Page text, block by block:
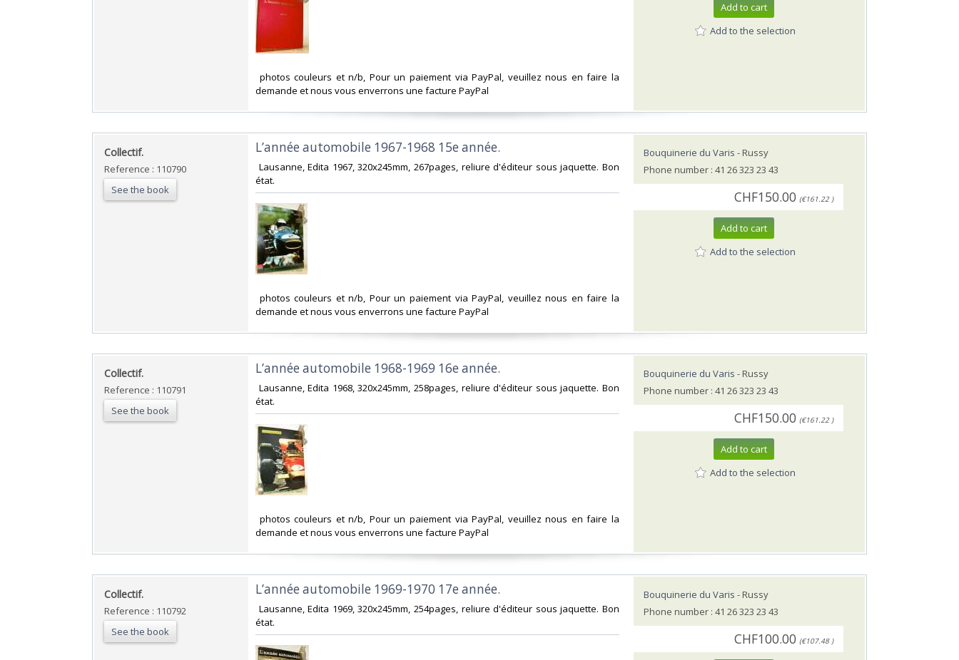
‎ photos couleurs et n/b, Pour un paiement via PayPal, veuillez nous en faire la
demande et nous vous enverrons une facture PayPal‎
Add to cart
Add to the selection
‎Collectif.‎
Reference : 110790
See the book
‎L’année automobile 1967-1968 15e année. ‎
‎ Lausanne, Edita 1967, 320x245mm, 267pages, reliure d'éditeur sous jaquette. Bon
état. ‎
‎ photos couleurs et n/b, Pour un paiement via PayPal, veuillez nous en faire la
demande et nous vous enverrons une facture PayPal‎
Bouquinerie du Varis - Russy
Phone number : 41 26 323 23 43
CHF150.00 (€161.22 )
Add to cart
Add to the selection
‎Collectif.‎
Reference : 110791
See the book
‎L’année automobile 1968-1969 16e année. ‎
‎ Lausanne, Edita 1968, 320x245mm, 258pages, reliure d'éditeur sous jaquette. Bon
état. ‎
‎ photos couleurs et n/b, Pour un paiement via PayPal, veuillez nous en faire la
demande et nous vous enverrons une facture PayPal‎
Bouquinerie du Varis - Russy
Phone number : 41 26 323 23 43
CHF150.00 (€161.22 )
Add to cart
Add to the selection
‎Collectif.‎
Reference : 110792
See the book
‎L’année automobile 1969-1970 17e année. ‎
‎ Lausanne, Edita 1969, 320x245mm, 254pages, reliure d'éditeur sous jaquette. Bon
état. ‎
Bouquinerie du Varis - Russy
Phone number : 41 26 323 23 43
CHF100.00 (€107.48 )